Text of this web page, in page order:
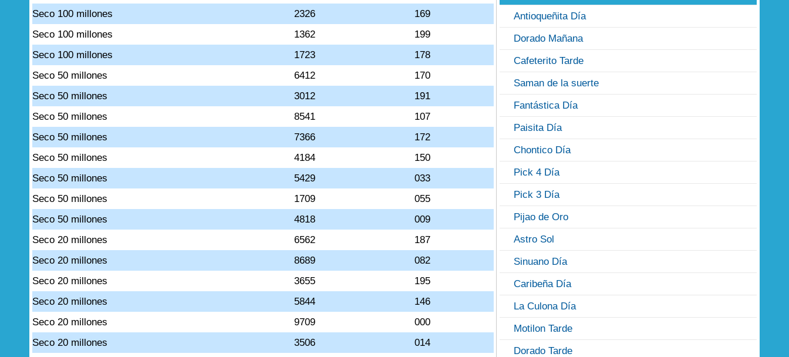
Seco 100 millones
2326
169
Seco 100 millones
1362
199
Seco 100 millones
1723
178
Seco 50 millones
6412
170
Seco 50 millones
3012
191
Seco 50 millones
8541
107
Seco 50 millones
7366
172
Seco 50 millones
4184
150
Seco 50 millones
5429
033
Seco 50 millones
1709
055
Seco 50 millones
4818
009
Seco 20 millones
6562
187
Seco 20 millones
8689
082
Seco 20 millones
3655
195
Seco 20 millones
5844
146
Seco 20 millones
9709
000
Seco 20 millones
3506
014
Antioqueñita Día
Dorado Mañana
Cafeterito Tarde
Saman de la suerte
Fantástica Día
Paisita Día
Chontico Día
Pick 4 Día
Pick 3 Día
Pijao de Oro
Astro Sol
Sinuano Día
Caribeña Día
La Culona Día
Motilon Tarde
Dorado Tarde